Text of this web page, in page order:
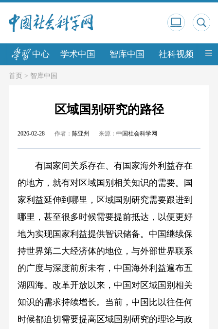
中心 学术中国 智库中国 社科视频 中
首页> 智库中国
区域国别研究的路径
2026-02-28 作者： 陈亚州 来源：中国社会科学网
有国家间关系存在、有国家海外利益存在
的地方，就有对区域国别相关知识的需要。国
家利益延伸到哪里，区域国别研究需要跟进到
哪里，甚至很多时候需要提前抵达，以便更好
地为实现国家利益提供智识储备。中国继续保
持世界第二大经济体的地位，与外部世界联系
的广度与深度前所未有，中国海外利益遍布五
湖四海。改革开放以来，中国对区域国别相关
知识的需求持续增长。当前，中国比以往任何
时候都迫切需要提高区域国别研究的理论与政